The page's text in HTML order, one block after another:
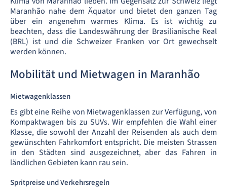
Maranhão nahe dem Äquator und bietet den ganzen Tag
über ein angenehm warmes Klima. Es ist wichtig zu
beachten, dass die Landeswährung der Brasilianische Real
(BRL) ist und die Schweizer Franken vor Ort gewechselt
werden können.
Mobilität und Mietwagen in Maranhão
Mietwagenklassen
Es gibt eine Reihe von Mietwagenklassen zur Verfügung, von
Kompaktwagen bis zu SUVs. Wir empfehlen die Wahl einer
Klasse, die sowohl der Anzahl der Reisenden als auch dem
gewünschten Fahrkomfort entspricht. Die meisten Strassen
in den Städten sind ausgezeichnet, aber das Fahren in
ländlichen Gebieten kann rau sein.
Spritpreise und Verkehrsregeln